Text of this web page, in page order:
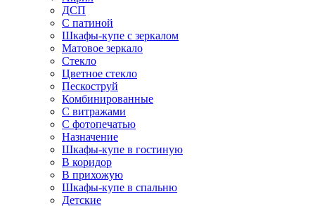
ДСП
С патиной
Шкафы-купе с зеркалом
Матовое зеркало
Стекло
Цветное стекло
Пескоструй
Комбинированные
С витражами
С фотопечатью
Назначение
Шкафы-купе в гостиную
В коридор
В прихожую
Шкафы-купе в спальню
Детские